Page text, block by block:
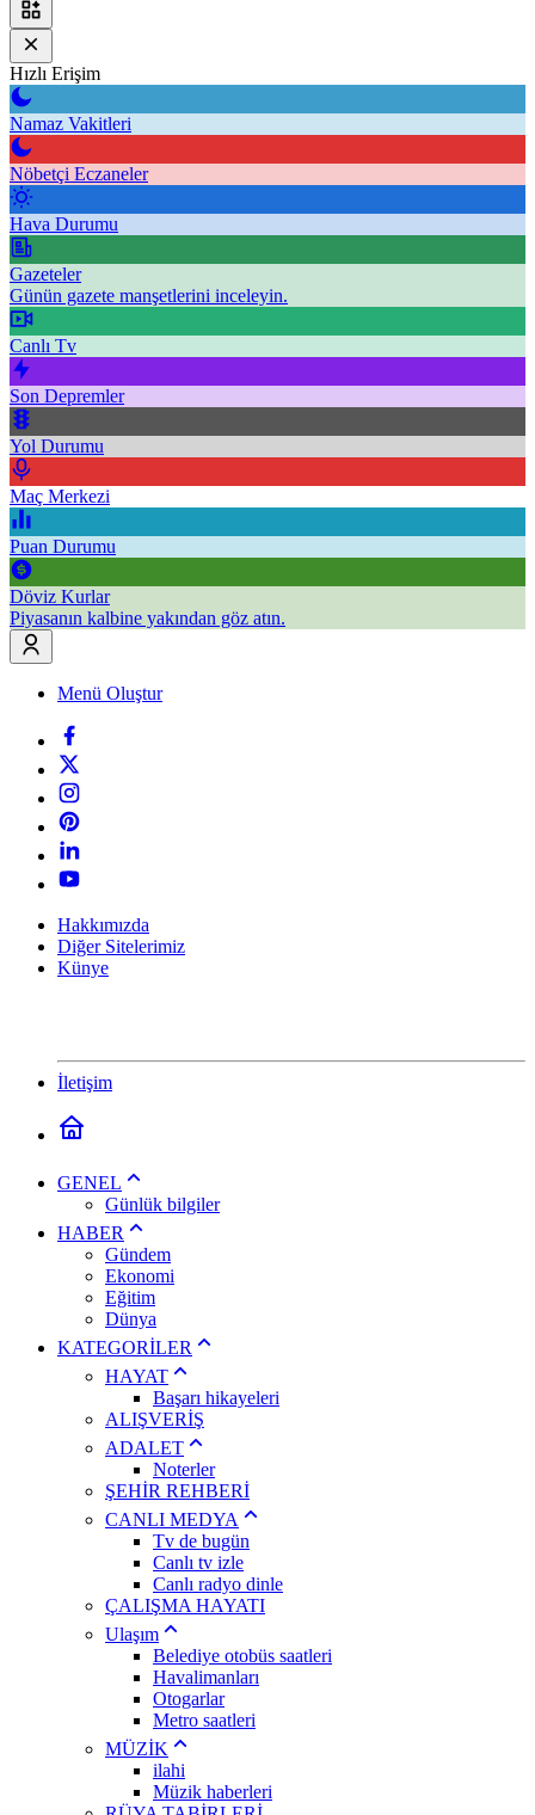
Hızlı Erişim
Namaz Vakitleri
Nöbetçi Eczaneler
Hava Durumu
Gazeteler
Günün gazete manşetlerini inceleyin.
Canlı Tv
Son Depremler
Yol Durumu
Maç Merkezi
Puan Durumu
Döviz Kurlar
Piyasanın kalbine yakından göz atın.
Menü Oluştur
Hakkımızda
Diğer Sitelerimiz
Künye
İletişim
GENEL
Günlük bilgiler
HABER
Gündem
Ekonomi
Eğitim
Dünya
KATEGORİLER
HAYAT
Başarı hikayeleri
ALIŞVERİŞ
ADALET
Noterler
ŞEHİR REHBERİ
CANLI MEDYA
Tv de bugün
Canlı tv izle
Canlı radyo dinle
ÇALIŞMA HAYATI
Ulaşım
Belediye otobüs saatleri
Havalimanları
Otogarlar
Metro saatleri
MÜZİK
ilahi
Müzik haberleri